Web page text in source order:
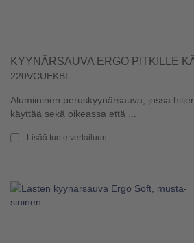
KYYNÄRSAUVA ERGO PITKILLE
220VCUEKBL
Alumiininen peruskyynärsauva, jossa
käyttää sekä oikeassa että ...
Lisää tuote vertailuun